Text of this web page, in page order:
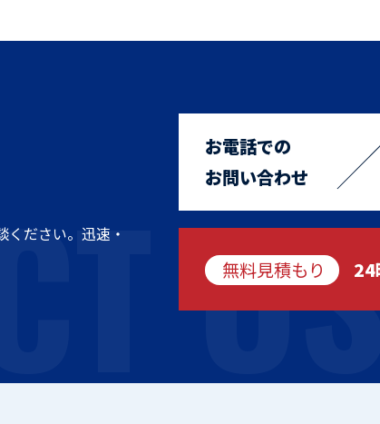
ださい。迅速・
お電話での
お問い合わせ
無料見積もり 24